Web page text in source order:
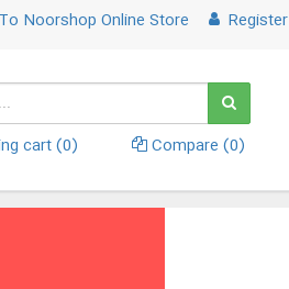
To Noorshop Online Store Register
cart (0) Compare (0)